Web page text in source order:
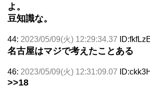
よ。
豆知識な。
44: 2023/05/09(火) 12:29:34.37
名古屋はマジで考えたことある
46: 2023/05/09(火) 12:31:09.07
>>18